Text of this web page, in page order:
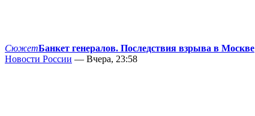
СюжетБанкет генералов. Последствия взрыва в Москве
Новости России — Вчера, 23:58